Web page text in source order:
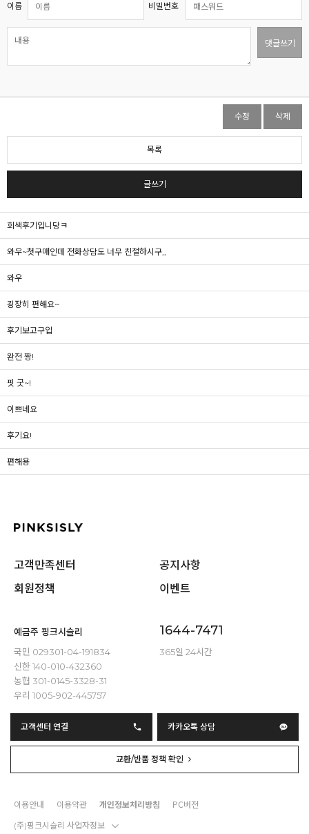
이름 비밀번호
댓글쓰기
수정 삭제
목록
글쓰기
회색후기입니당ㅋ
와우~첫구매인데 전화상담도 너무 친절하시구,,
와우
굉장히 편해요~
후기보고구입
완전 짱!
핏 굿~!
이쁘네요
후기요!
편해용
고객만족센터
공지사항
회원정책
이벤트
예금주 핑크시슬리
국민 029301-04-191834
신한 140-010-432360
농협 301-0145-3328-31
우리 1005-902-445757
1644-7471
365일 24시간
고객센터 연결 카카오톡 상담
교환/반품 정책 확인
이용안내 이용약관 개인정보처리방침 PC버전
(주)핑크시슬리 사업자정보